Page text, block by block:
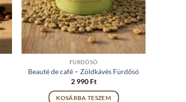
FÜRDŐSÓ
Beauté de café – Zöldkávés Fürdősó
2 990 Ft
KOSÁRBA TESZEM